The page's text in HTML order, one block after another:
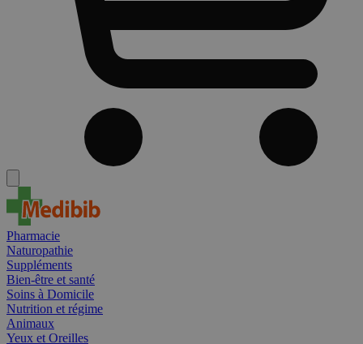
Pharmacie
Naturopathie
Suppléments
Bien-être et santé
Soins à Domicile
Nutrition et régime
Animaux
Yeux et Oreilles